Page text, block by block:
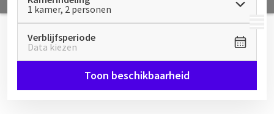
MENU
1 kamer, 2 personen
Verblijfsperiode
Data kiezen
Toon beschikbaarheid